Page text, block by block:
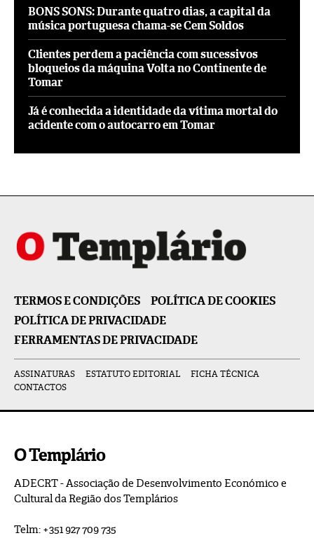
BONS SONS: Durante quatro dias, a capital da
música portuguesa chama-se Cem Soldos
Clientes perdem a paciência com sucessivos
bloqueios da máquina Volta no Continente de
Tomar
Já é conhecida a identidade da vítima mortal do
acidente com o autocarro em Tomar
TERMOS E CONDIÇÕES
POLÍTICA DE COOKIES
POLÍTICA DE PRIVACIDADE
FERRAMENTAS DE PRIVACIDADE
ASSINATURAS ESTATUTO EDITORIAL
FICHA TÉCNICA
CONTACTOS
O Templário
ADECRT - Associação de Desenvolvimento Económico e
Cultural da Região dos Templários
Telm: +351 927 709 735